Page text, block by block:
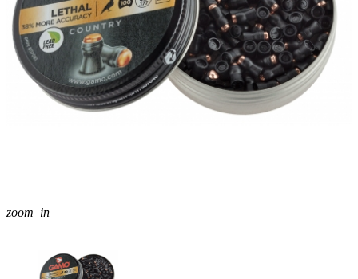
zoom_in